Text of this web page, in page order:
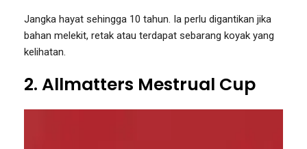
Jangka hayat sehingga 10 tahun. Ia perlu digantikan jika
bahan melekit, retak atau terdapat sebarang koyak yang
kelihatan.
2. Allmatters Mestrual Cup